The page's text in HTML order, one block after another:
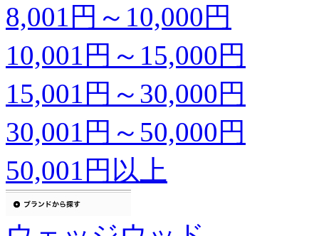
8,001円～10,000円
10,001円～15,000円
15,001円～30,000円
30,001円～50,000円
50,001円以上